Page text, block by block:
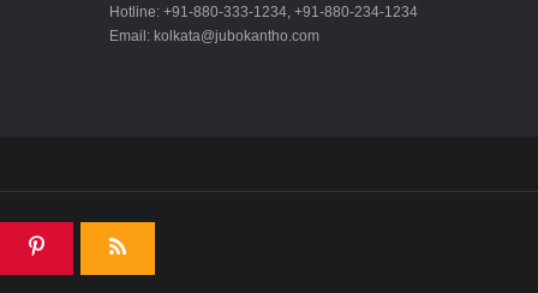
করোনায় ২৪ ঘণ্টায় মৃত্যু ১২, শনাক্ত দুই
Hotline: +91-880-333-1234, +91-880-234-1234
Email: kolkata@jubokantho.com